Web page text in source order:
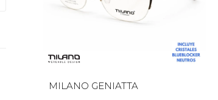
MILANO GENIATTA